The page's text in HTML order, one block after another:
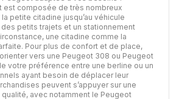
est composée de très nombreux
petite citadine jusqu’au véhicule
des petits trajets et un stationnement
une citadine comme la
Pour plus de confort et de place,
vers une Peugeot 308 ou Peugeot
votre préférence entre une berline ou un
ayant besoin de déplacer leur
peuvent s’appuyer sur une
avec notamment le Peugeot